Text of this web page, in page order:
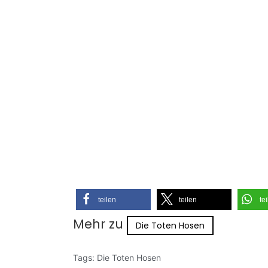
teilen teilen
Mehr zu Die Toten Hosen
Tags: Die Toten Hosen